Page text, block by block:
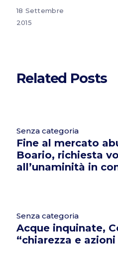
18 Settembre
2015
Related Posts
Senza categoria
Fine al mercato
Boario, richiesta
all’unaminità in
Senza categoria
Acque inquinate,
“chiarezza e